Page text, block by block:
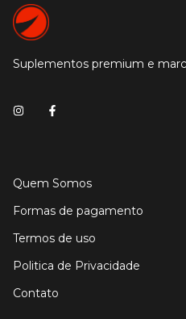
Suplementos premium e
Quem Somos
Formas de pagamento
Termos de uso
Politica de Privacidade
Contato